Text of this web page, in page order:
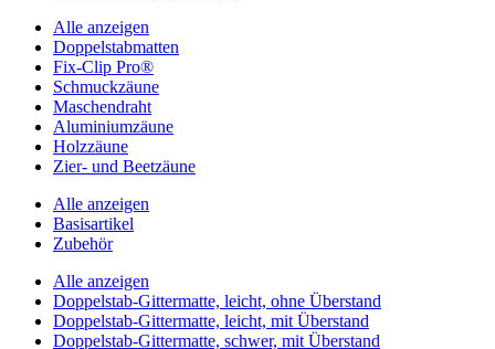
Alle anzeigen
Doppelstabmatten
Fix-Clip Pro®
Schmuckzäune
Maschendraht
Aluminiumzäune
Holzzäune
Zier- und Beetzäune
Alle anzeigen
Basisartikel
Zubehör
Alle anzeigen
Doppelstab-Gittermatte, leicht, ohne Überstand
Doppelstab-Gittermatte, leicht, mit Überstand
Doppelstab-Gittermatte, schwer, mit Überstand